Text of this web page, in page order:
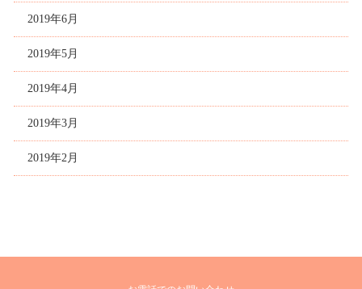
2019年6月
2019年5月
2019年4月
2019年3月
2019年2月